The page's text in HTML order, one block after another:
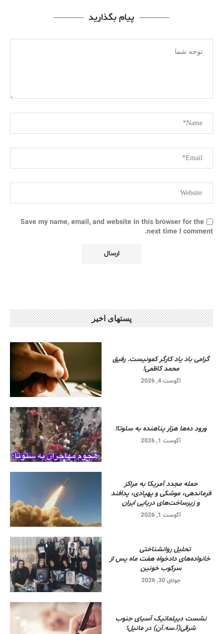
پیام بگذارید
Save my name, email, and website in this browser for the
next time I comment.
پستهای اخیر
گرامی باد یاد کارگر کمونیست. رفیق
محمد کاظمی!
آگوست 4, 2026
ورود ده‌ها هزار پناهنده به سئوتا!
آگوست 1, 2026
حمله مجدد آمریکا به مراکز
فرماندهی، موشکی و پهپادی، پدافند
و زیرساخت‌های دریایی ایران
آگوست 1, 2026
تحلیل روانشناختی
خانواده‌های دادخواه هفت ماه پس از
سرکوب خونین
جولای 30, 2026
نشست دیپلماتیک آسیای جنوب
شرقی‌(آ.سه.آن) در مانیل!